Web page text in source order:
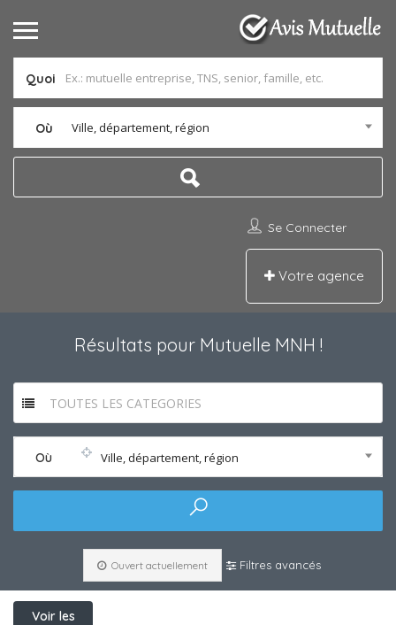
Quoi
Où Ville, département, région
Se Connecter
Votre agence
Résultats pour Mutuelle MNH !
TOUTES LES CATEGORIES
Où Ville, département, région
Ouvert actuellement Filtres avancés
Voir les